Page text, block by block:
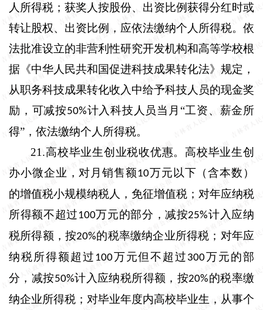
人所得税；获奖人按股份、出资比例获得分红时或
转让股权、出资比例，应依法缴纳个人所得税。依
法批准设立的非营利性研究开发机构和高等学校根
据《中华人民共和国促进科技成果转化法》规定，
从职务科技成果转化收入中给予科技人员的现金奖
励，可减按50%计入科技人员当月“工资、薪金所
得”，依法缴纳个人所得税。
21.高校毕业生创业税收优惠。高校毕业生创
办小微企业，对月销售额10万元以下（含本数）
的增值税小规模纳税人，免征增值税；对年应纳税
所得额不超过100万元的部分，减按25%计入应纳
税所得额，按20%的税率缴纳企业所得税；对年应
纳税所得额超过 100万元但不超过 300万元的部
分，减按50%计入应纳税所得额，按20%的税率缴
纳企业所得税；对毕业年度内高校毕业生，从事个